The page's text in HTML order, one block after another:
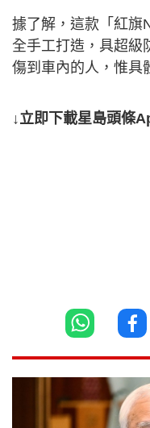
據了解，這款「紅旗
全手工打造，具超級
傷到車內的人，惟具
↓立即下載星島頭條